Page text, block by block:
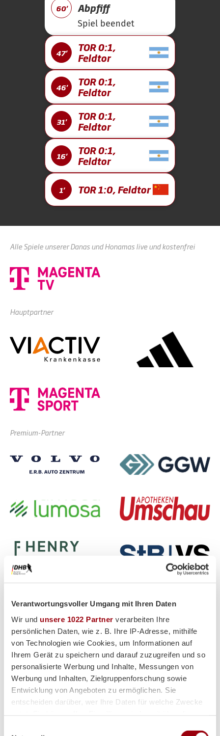
Verantwortungsvoller Umgang mit Ihren Daten
Wir und unsere 1022 Partner verarbeiten Ihre
persönlichen Daten, wie z. B. Ihre IP-Adresse, mithilfe
von Technologien wie Cookies, um Informationen auf
Ihrem Gerät zu speichern und darauf zuzugreifen und so
personalisierte Werbung und Inhalte, Messungen von
Werbung und Inhalten, Zielgruppenforschung sowie
Entwicklung von Angeboten zu ermöglichen. Sie
entscheiden darüber, wer Ihre Daten für welche Zwecke
60' Abpfiff
Spiel beendet
47'
TOR 0:1,
Feldtor
46'
TOR 0:1,
Feldtor
31'
TOR 0:1,
Feldtor
16'
TOR 0:1,
Feldtor
1' TOR 1:0, Feldtor
Alle Spiele unserer Danas und Honamas live und kostenfrei
Hauptpartner
Premium-Partner
Partner